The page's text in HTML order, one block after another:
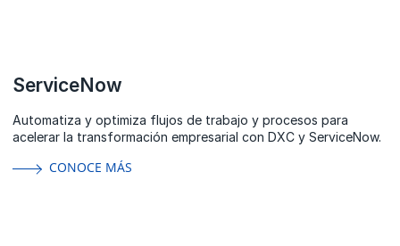
ServiceNow
Automatiza y optimiza flujos de trabajo y procesos para
acelerar la transformación empresarial con DXC y ServiceNow.
CONOCE MÁS